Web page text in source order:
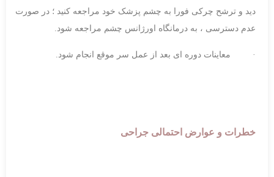
دید و ترشح چرکی فورا به چشم پزشک خود مراجعه کنید ؛ در صورت
عدم دسترسی ، به درمانگاه اورژانس چشم مراجعه شود.
· معاینات دوره ای بعد از عمل سر موقع انجام شود.
خطرات و عوارض احتمالی جراحی